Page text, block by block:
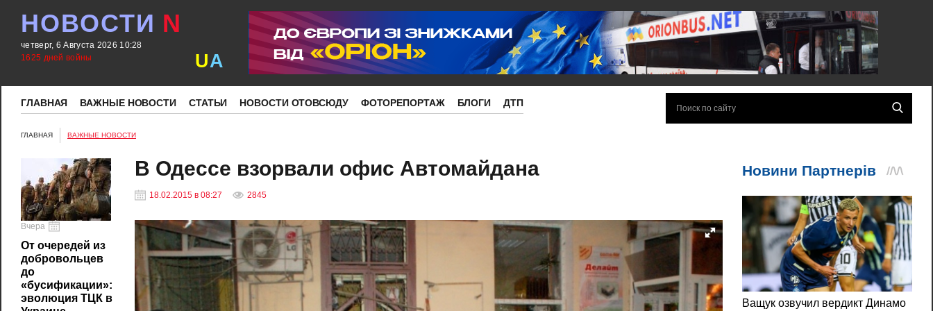
НОВОСТИ N
четверг, 6 Августа 2026 10:28
1625 дней войны
UA
ГЛАВНАЯ ВАЖНЫЕ НОВОСТИ СТАТЬИ НОВОСТИ ОТОВСЮДУ ФОТОРЕПОРТАЖ БЛОГИ ДТП
ГЛАВНАЯ ВАЖНЫЕ НОВОСТИ
Вчера
От очередей из
добровольцев
до
«бусификации»:
эволюция ТЦК в
В Одессе взорвали офис Автомайдана
18.02.2015 в 08:27 2845